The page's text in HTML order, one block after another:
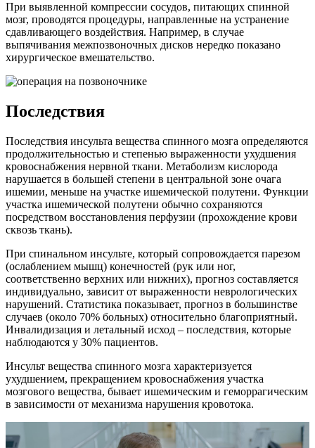
При выявленной компрессии сосудов, питающих спинной
мозг, проводятся процедуры, направленные на устранение
сдавливающего воздействия. Например, в случае
выпячивания межпозвоночных дисков нередко показано
хирургическое вмешательство.
Последствия
Последствия инсульта вещества спинного мозга определяются
продолжительностью и степенью выраженности ухудшения
кровоснабжения нервной ткани. Метаболизм кислорода
нарушается в большей степени в центральной зоне очага
ишемии, меньше на участке ишемической полутени. Функции
участка ишемической полутени обычно сохраняются
посредством восстановления перфузии (прохождение крови
сквозь ткань).
При спинальном инсульте, который сопровождается парезом
(ослаблением мышц) конечностей (рук или ног,
соответственно верхних или нижних), прогноз составляется
индивидуально, зависит от выраженности неврологических
нарушений. Статистика показывает, прогноз в большинстве
случаев (около 70% больных) относительно благоприятный.
Инвалидизация и летальный исход – последствия, которые
наблюдаются у 30% пациентов.
Инсульт вещества спинного мозга характеризуется
ухудшением, прекращением кровоснабжения участка
мозгового вещества, бывает ишемическим и геморрагическим
в зависимости от механизма нарушения кровотока.